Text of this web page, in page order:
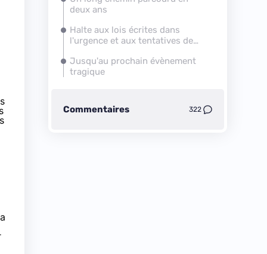
deux ans
Halte aux lois écrites dans
l'urgence et aux tentatives de
Jusqu'au prochain évènement
tragique
Commentaires 322